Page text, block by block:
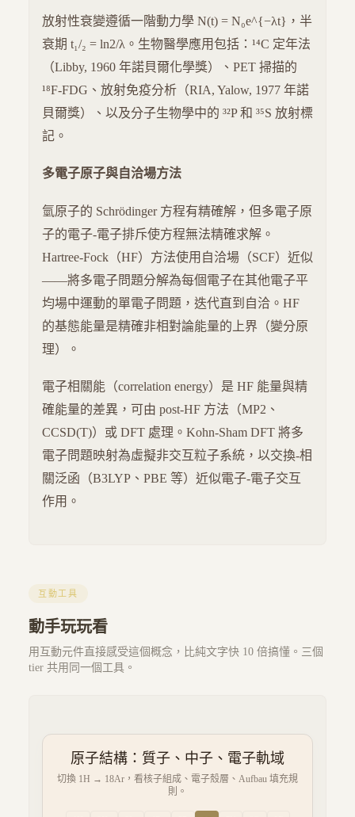
放射性衰變遵循一階動力學 N(t) = N₀e^{−λt}，半
衰期 t₁/₂ = ln2/λ。生物醫學應用包括：¹⁴C 定年法
（Libby, 1960 年諾貝爾化學獎）、PET 掃描的
¹⁸F-FDG、放射免疫分析（RIA, Yalow, 1977 年諾
貝爾獎）、以及分子生物學中的 ³²P 和 ³⁵S 放射標
記。
多電子原子與自洽場方法
氫原子的 Schrödinger 方程有精確解，但多電子原
子的電子-電子排斥使方程無法精確求解。
Hartree-Fock（HF）方法使用自洽場（SCF）近似
——將多電子問題分解為每個電子在其他電子平
均場中運動的單電子問題，迭代直到自洽。HF
的基態能量是精確非相對論能量的上界（變分原
理）。
電子相關能（correlation energy）是 HF 能量與精
確能量的差異，可由 post-HF 方法（MP2、
CCSD(T)）或 DFT 處理。Kohn-Sham DFT 將多
電子問題映射為虛擬非交互粒子系統，以交換-相
關泛函（B3LYP、PBE 等）近似電子-電子交互
作用。
互動工具
動手玩玩看
用互動元件直接感受這個概念，比純文字快 10 倍搞懂。三個
tier 共用同一個工具。
原子結構：質子、中子、電子軌域
切換 1H → 18Ar，看核子組成、電子殼層、Aufbau 填充規
則。